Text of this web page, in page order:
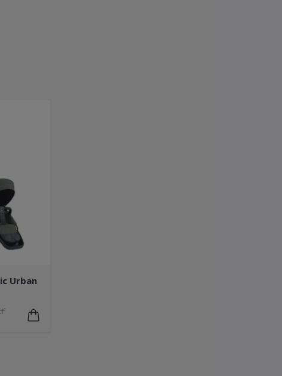
Urban